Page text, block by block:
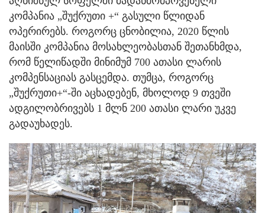
კომპანია „შუქრუთი +“ გასული წლიდან
ოპერირებს. როგორც ცნობილია, 2020 წლის
მაისში კომპანია მოსახლეობასთან შეთანხმდა,
რომ წელიწადში მინიმუმ 700 ათასი ლარის
კომპენსაციას გასცემდა. თუმცა, როგორც
„შუქრუთი+“-ში აცხადებენ, მხოლოდ 9 თვეში
ადგილობრივებს 1 მლნ 200 ათასი ლარი უკვე
გადაუხადეს.